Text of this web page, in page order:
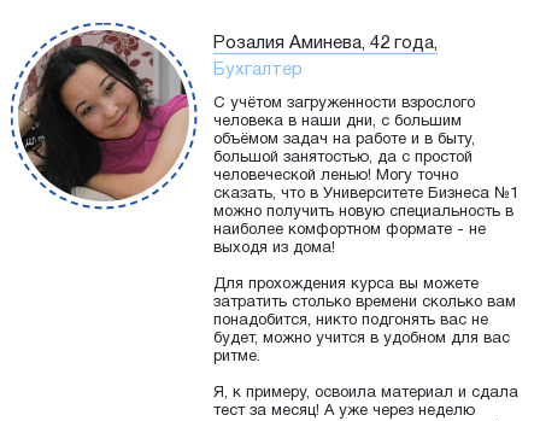
Розалия Аминева, 42 года,
Бухгалтер
С учётом загруженности взрослого
человека в наши дни, с большим
объёмом задач на работе и в быту,
большой занятостью, да с простой
человеческой ленью! Могу точно
сказать, что в Университете Бизнеса №1
можно получить новую специальность в
наиболее комфортном формате - не
выходя из дома!
Для прохождения курса вы можете
затратить столько времени сколько вам
понадобится, никто подгонять вас не
будет, можно учится в удобном для вас
ритме.
Я, к примеру, освоила материал и сдала
тест за месяц! А уже через неделю